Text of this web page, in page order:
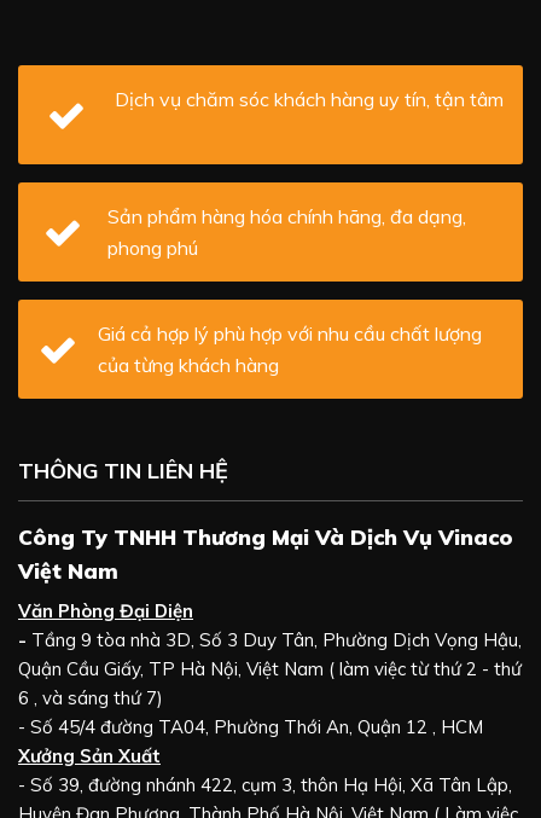
Dịch vụ chăm sóc khách hàng uy tín, tận tâm
Sản phẩm hàng hóa chính hãng, đa dạng,
phong phú
Giá cả hợp lý phù hợp với nhu cầu chất lượng
của từng khách hàng
THÔNG TIN LIÊN HỆ
Công Ty TNHH Thương Mại Và Dịch Vụ Vinaco
Việt Nam
Văn Phòng Đại Diện
- Tầng 9 tòa nhà 3D, Số 3 Duy Tân, Phường Dịch Vọng Hậu,
Quận Cầu Giấy, TP Hà Nội, Việt Nam ( làm việc từ thứ 2 - thứ
6 , và sáng thứ 7)
- Số 45/4 đường TA04, Phường Thới An, Quận 12 , HCM
Xưởng Sản Xuất
- Số 39, đường nhánh 422, cụm 3, thôn Hạ Hội, Xã Tân Lập,